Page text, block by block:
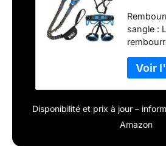
2.0 -
sangle :
le
agréable
Disponibilité et prix à jour –
Amazon